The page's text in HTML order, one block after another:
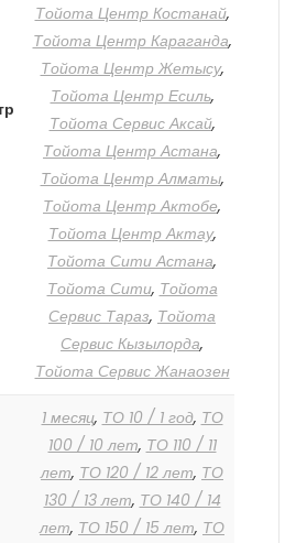
Тойота Центр Костанай,
Тойота Центр Караганда,
Тойота Центр Жетысу,
Тойота Центр Есиль,
Тойота Сервис Аксай,
Тойота Центр Астана,
Тойота Центр Алматы,
Тойота Центр Актобе,
Тойота Центр Актау,
Тойота Сити Астана,
Тойота Сити, Тойота
Сервис Тараз, Тойота
Сервис Кызылорда,
Тойота Сервис Жанаозен
1 месяц, ТО 10 / 1 год, ТО
100 / 10 лет, ТО 110 / 11
лет, ТО 120 / 12 лет, ТО
130 / 13 лет, ТО 140 / 14
лет, ТО 150 / 15 лет, ТО